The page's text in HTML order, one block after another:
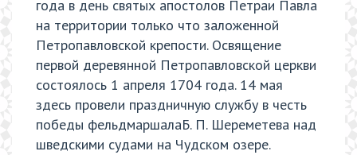
года в день святых апостолов Петраи Павла
на территории только что заложенной
Петропавловской крепости. Освящение
первой деревянной Петропавловской церкви
состоялось 1 апреля 1704 года. 14 мая
здесь провели праздничную службу в честь
победы фельдмаршалаБ. П. Шереметева над
шведскими судами на Чудском озере.